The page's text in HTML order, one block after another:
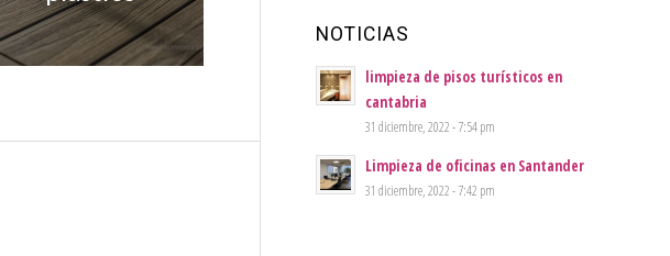
NOTICIAS
limpieza de pisos turísticos en
cantabria
31 diciembre, 2022 - 7:54 pm
Limpieza de oficinas en Santander
31 diciembre, 2022 - 7:42 pm